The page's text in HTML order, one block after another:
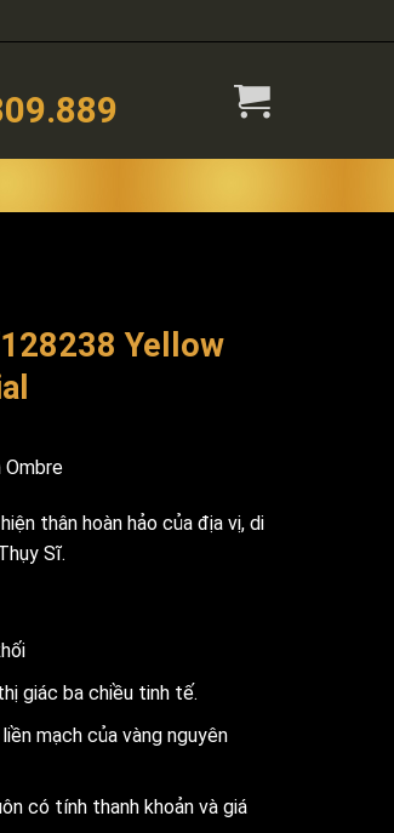
Yellow
Ombre
thân hoàn hảo của địa vị, di
Sĩ.
giác ba chiều tinh tế.
mạch của vàng nguyên
có tính thanh khoản và giá